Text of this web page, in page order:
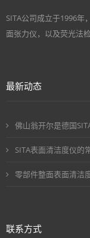
SITA公司成立于1996年
面张力仪，以及荧光法
最新动态
佛山翁开尔是德国
SITA表面清洁度仪的
零部件整面表面清洁
联系方式